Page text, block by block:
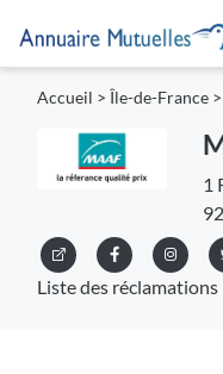
Accueil > Île-de-France >
1
Liste des réclamations